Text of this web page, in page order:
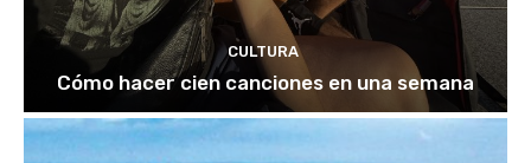
CULTURA
Cómo hacer cien canciones en una semana